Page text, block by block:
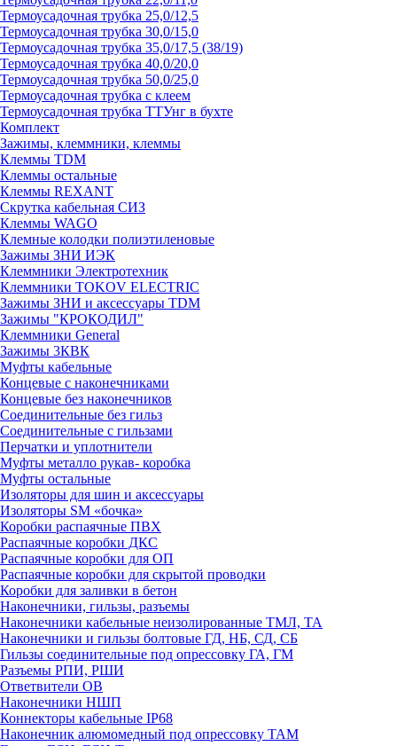
Термоусадочная трубка 25,0/12,5
Термоусадочная трубка 30,0/15,0
Термоусадочная трубка 35,0/17,5 (38/19)
Термоусадочная трубка 40,0/20,0
Термоусадочная трубка 50,0/25,0
Термоусадочная трубка с клеем
Термоусадочная трубка ТТУнг в бухте
Комплект
Зажимы, клеммники, клеммы
Клеммы TDM
Клеммы остальные
Клеммы REXANT
Скрутка кабельная СИЗ
Клеммы WAGO
Клемные колодки полиэтиленовые
Зажимы ЗНИ ИЭК
Клеммники Электротехник
Клеммники TOKOV ELECTRIC
Зажимы ЗНИ и аксессуары TDM
Зажимы "КРОКОДИЛ"
Клеммники General
Зажимы 3КВК
Муфты кабельные
Концевые с наконечниками
Концевые без наконечников
Соединительные без гильз
Соединительные с гильзами
Перчатки и уплотнители
Муфты металло рукав- коробка
Муфты остальные
Изоляторы для шин и аксессуары
Изоляторы SM «бочка»
Коробки распаячные ПВХ
Распаячные коробки ДКС
Распаячные коробки для ОП
Распаячные коробки для скрытой проводки
Коробки для заливки в бетон
Наконечники, гильзы, разъемы
Наконечники кабельные неизолированные ТМЛ, ТА
Наконечники и гильзы болтовые ГД, НБ, СД, СБ
Гильзы соединительные под опрессовку ГА, ГМ
Разъемы РПИ, РШИ
Ответвители ОВ
Наконечники НШП
Коннекторы кабельные IP68
Наконечник алюмомедный под опрессовку ТАМ